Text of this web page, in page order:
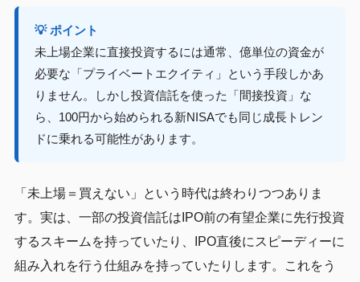
💡 ポイント
未上場企業に直接投資するには通常、億単位の資金が
必要な「プライベートエクイティ」という手段しかあ
りません。しかし投資信託を使った「間接投資」な
ら、100円から始められる新NISAでも同じ成長トレン
ドに乗れる可能性があります。
「未上場＝買えない」という時代は終わりつつありま
す。実は、一部の投資信託はIPO前の有望企業に先行投資
するスキームを持っていたり、IPO直後にスピーディーに
組み入れを行う仕組みを持っていたりします。これをう